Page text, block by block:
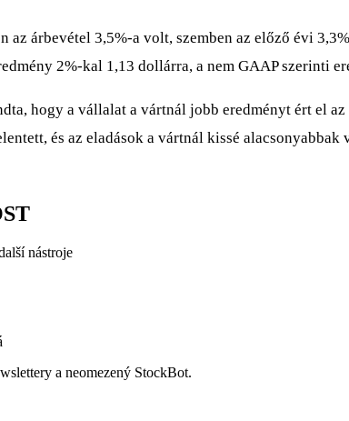
az árbevétel 3,5%-a volt, szemben az előző évi
2%-kal 1,13 dollárra, a nem GAAP szerinti
hogy a vállalat a vártnál jobb eredményt ért el
és az eladások a vártnál kissé
nástroje
a neomezený StockBot.